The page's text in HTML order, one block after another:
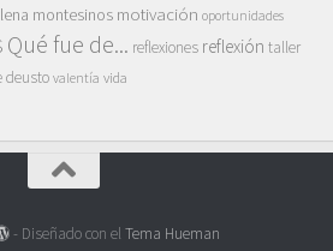
montesinos motivación oportunidades
Qué fue de... reflexiones reflexión taller
deusto valentía vida
- Diseñado con elTema Hueman